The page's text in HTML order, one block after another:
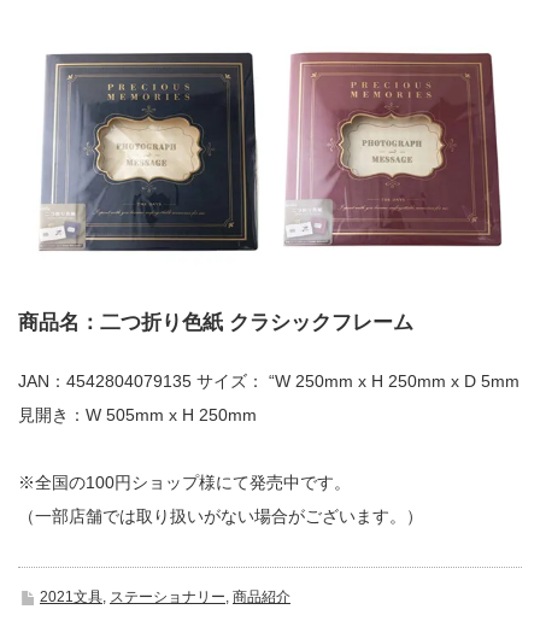
商品名：二つ折り色紙 クラシックフレーム
JAN：4542804079135 サイズ： “W 250mm x H 250mm x D 5mm
見開き：W 505mm x H 250mm
※全国の100円ショップ様にて発売中です。
（一部店舗では取り扱いがない場合がございます。）
2021文具 ステーショナリー 商品紹介